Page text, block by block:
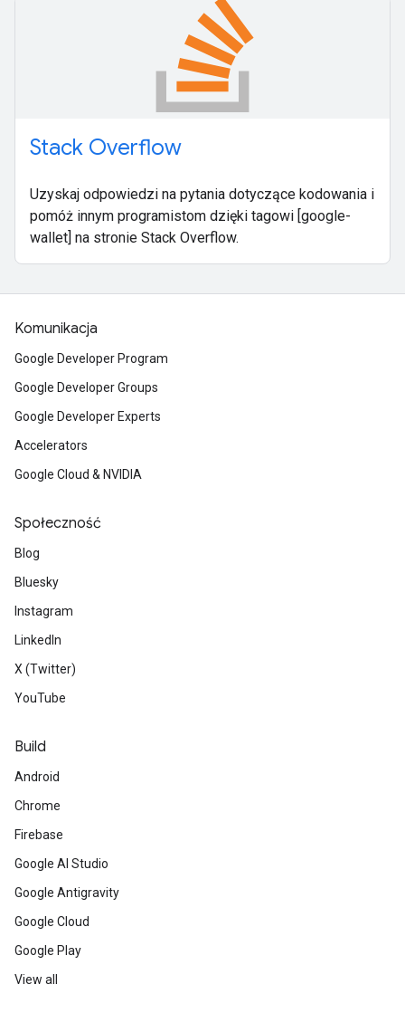
Stack Overflow
Uzyskaj odpowiedzi na pytania dotyczące kodowania i
pomóż innym programistom dzięki tagowi [google-
wallet] na stronie Stack Overflow.
Komunikacja
Google Developer Program
Google Developer Groups
Google Developer Experts
Accelerators
Google Cloud & NVIDIA
Społeczność
Blog
Bluesky
Instagram
LinkedIn
X (Twitter)
YouTube
Build
Android
Chrome
Firebase
Google AI Studio
Google Antigravity
Google Cloud
Google Play
View all